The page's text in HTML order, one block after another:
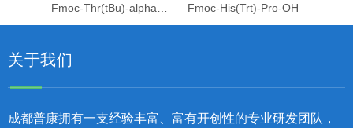
Fmoc-His(Trt)-Pro-OH
关于我们
成都普康拥有一支经验丰富、富有开创性的专业研发团队，